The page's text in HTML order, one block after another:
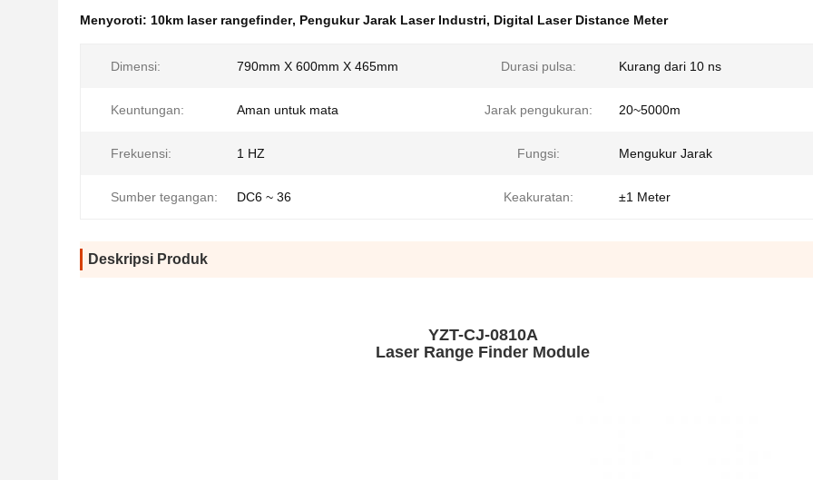
Menyoroti: 10km laser rangefinder, Pengukur Jarak Laser Industri, Digital Laser Distance Meter
Dimensi: 790mm X 600mm X 465mm Durasi pulsa: Kurang dari 10 ns
Keuntungan: Aman untuk mata Jarak pengukuran: 20~5000m
Frekuensi: 1 HZ Fungsi: Mengukur Jarak
Sumber tegangan: DC6 ~ 36 Keakuratan: ±1 Meter
Deskripsi Produk
YZT-CJ-0810A
Laser Range Finder Module